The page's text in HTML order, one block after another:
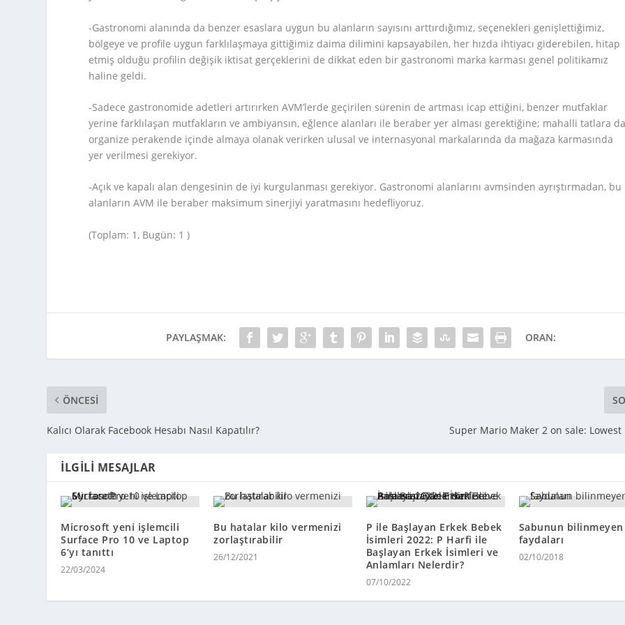
-Gastronomi alanında da benzer esaslara uygun bu alanların sayısını arttırdığımız, seçenekleri genişlettiğimiz,
bölgeye ve profile uygun farklılaşmaya gittiğimiz daima dilimini kapsayabilen, her hızda ihtiyacı giderebilen, hitap
etmiş olduğu profilin değişik iktisat gerçeklerini de dikkat eden bir gastronomi marka karması genel politikamız
haline geldi.
-Sadece gastronomide adetleri artırırken AVM’lerde geçirilen sürenin de artması icap ettiğini, benzer mutfaklar
yerine farklılaşan mutfakların ve ambiyansın, eğlence alanları ile beraber yer alması gerektiğine; mahalli tatlara
organize perakende içinde almaya olanak verirken ulusal ve internasyonal markalarında da mağaza karmasında
yer verilmesi gerekiyor.
-Açık ve kapalı alan dengesinin de iyi kurgulanması gerekiyor. Gastronomi alanlarını avmsinden ayrıştırmadan, bu
alanların AVM ile beraber maksimum sinerjiyi yaratmasını hedefliyoruz.
(Toplam: 1, Bugün: 1 )
PAYLAŞMAK: ORAN:
ÖNCESI
Kalıcı Olarak Facebook Hesabı Nasıl Kapatılır? Super Mario Maker 2 on sale:
İLGILI MESAJLAR
Microsoft yeni işlemcili
Surface Pro 10 ve Laptop
6’yı tanıttı
22/03/2024
Bu hatalar kilo vermenizi
zorlaştırabilir
26/12/2021
P ile Başlayan Erkek Bebek
İsimleri 2022: P Harfi ile
Başlayan Erkek İsimleri ve
Anlamları Nelerdir?
07/10/2022
Sabunun bilinmeyen
faydaları
02/10/2018